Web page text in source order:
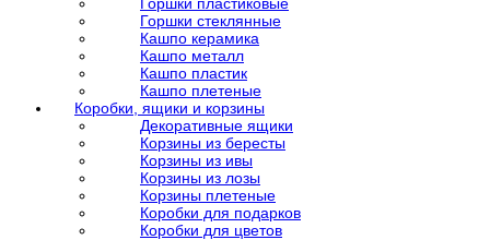
Горшки пластиковые
Горшки стеклянные
Кашпо керамика
Кашпо металл
Кашпо пластик
Кашпо плетеные
Коробки, ящики и корзины
Декоративные ящики
Корзины из бересты
Корзины из ивы
Корзины из лозы
Корзины плетеные
Коробки для подарков
Коробки для цветов